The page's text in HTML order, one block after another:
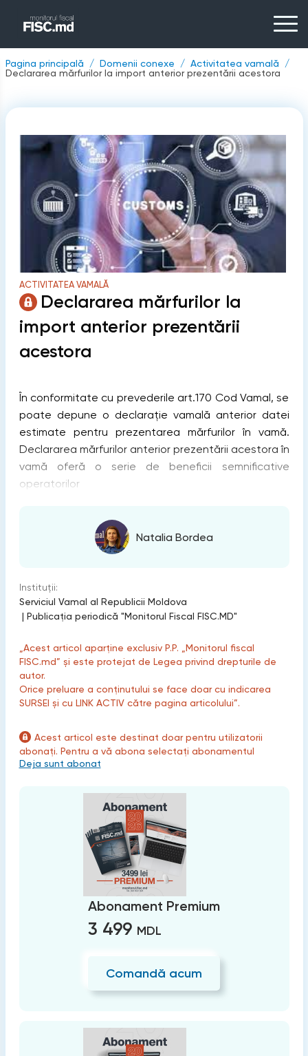
Pagina principală Domenii conexe
Activitatea vamală
Declararea mărfurilor la import anterior prezentării acestora
ACTIVITATEA VAMALĂ
Declararea mărfurilor la
import anterior prezentării
acestora
În conformitate cu prevederile art.170 Cod Vamal, se
poate depune o declarație vamală anterior datei
estimate pentru prezentarea mărfurilor în vamă.
Declararea mărfurilor anterior prezentării acestora în
vamă oferă o serie de beneficii semnificative
operatorilor
Natalia Bordea
Instituții:
Serviciul Vamal al Republicii Moldova
| Publicaţia periodică "Monitorul Fiscal FISC.MD"
„Acest articol aparține exclusiv P.P. „Monitorul fiscal
FISC.md” și este protejat de Legea privind drepturile de
autor.
Orice preluare a conținutului se face doar cu indicarea
SURSEI și cu LINK ACTIV către pagina articolului”.
Acest articol este destinat doar pentru utilizatorii
abonați. Pentru a vă abona selectați abonamentul
Deja sunt abonat
Abonament Premium
3 499 MDL
Comandă acum